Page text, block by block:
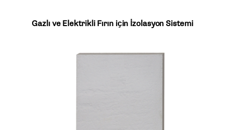
Gazlı ve Elektrikli Fırın iҫin İzolasyon Sistemi